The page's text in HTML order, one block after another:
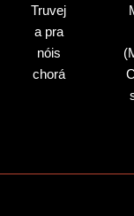
Truvej
a pra
nóis
chorá